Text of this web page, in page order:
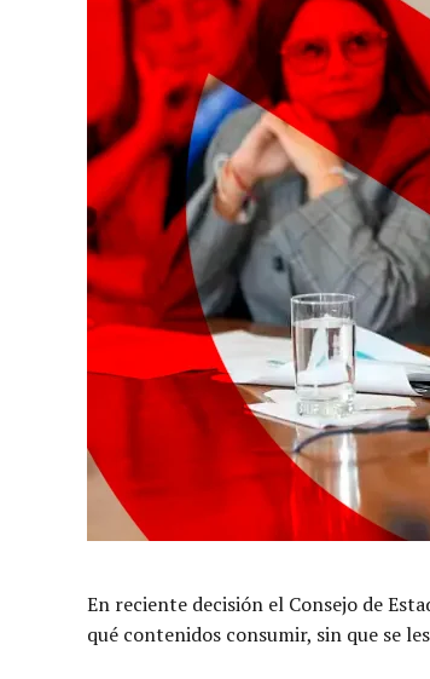
En reciente decisión el Consejo de
qué contenidos consumir, sin que se